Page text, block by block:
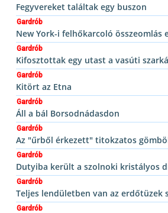
Fegyvereket találtak egy buszon
Gardrób
New York-i felhőkarcoló összeomlás
Gardrób
Kifosztottak egy utast a vasúti
Gardrób
Kitört az Etna
Gardrób
Áll a bál Borsodnádasdon
Gardrób
Az "űrből érkezett" titokzatos
Gardrób
Dutyiba került a szolnoki kristályos
Gardrób
Teljes lendületben van az erdőtüzek
Gardrób